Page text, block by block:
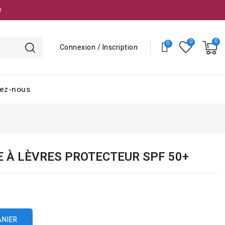
Connexion / Inscription
nous
LÈVRES PROTECTEUR SPF 50+